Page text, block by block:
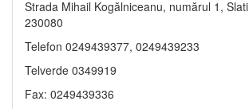
Strada Mihail Kogălniceanu, numărul 1,
230080
Telefon 0249439377, 0249439233
Telverde 0349919
Fax: 0249439336